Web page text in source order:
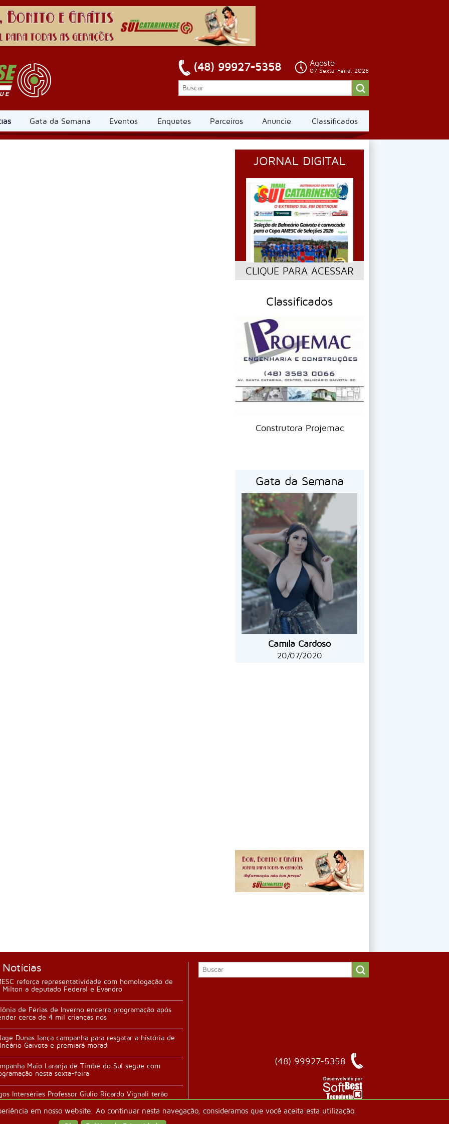
(48) 99927-5358 Agosto
07 Sexta-Feira, 2026
Gata da Semana Eventos Enquetes Parceiros Anuncie Classificados
JORNAL DIGITAL
CLIQUE PARA ACESSAR
Classificados
Construtora Projemac
Gata da Semana
Camila Cardoso
20/07/2020
em nosso website. Ao continuar nesta navegação, consideramos que você aceita esta utilização.
reforça representatividade com homologação de
Milton a deputado Federal e Evandro
de Férias de Inverno encerra programação após
cerca de 4 mil crianças nos
Dunas lança campanha para resgatar a história de
Gaivota e premiará morad
Maio Laranja de Timbé do Sul segue com
nesta sexta-feira
Interséries Professor Giulio Ricardo Vignali terão
durante festa da família n
(48) 99927-5358